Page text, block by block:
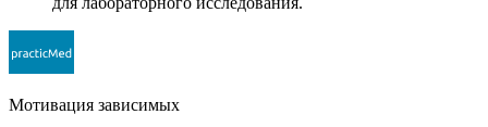
Мотивация зависимых